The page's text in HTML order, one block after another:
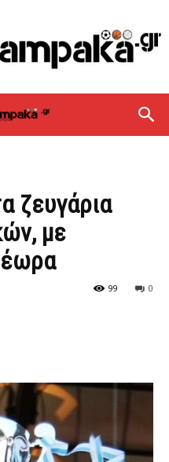
ζευγάρια
με
0
99